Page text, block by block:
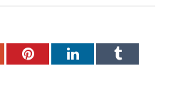
PinterestLinkedInTumblr